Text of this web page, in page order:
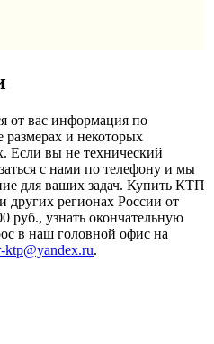
от вас информация по
размерах и некоторых
Если вы не технический
с нами по телефону и мы
для ваших задач. Купить КТП
других регионах России от
руб., узнать окончательную
в наш головной офис на
ktp@yandex.ru.